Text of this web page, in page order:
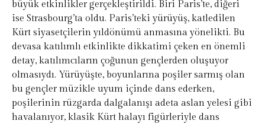
büyük etkinlikler gerçekleştirildi. Biri Paris’te, diğeri
ise Strasbourg’ta oldu. Paris’teki yürüyüş, katledilen
Kürt siyasetçilerin yıldönümü anmasına yönelikti. Bu
devasa katılımlı etkinlikte dikkatimi çeken en önemli
detay, katılımcıların çoğunun gençlerden oluşuyor
olmasıydı. Yürüyüşte, boyunlarına poşiler sarmış olan
bu gençler müzikle uyum içinde dans ederken,
poşilerinin rüzgarda dalgalanışı adeta aslan yelesi gibi
havalanıyor, klasik Kürt halayı figürleriyle dans